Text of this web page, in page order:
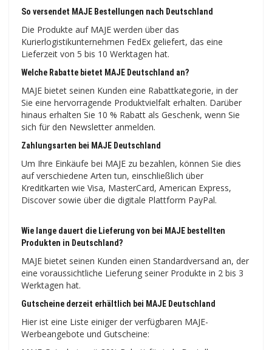
So versendet MAJE Bestellungen nach Deutschland
Die Produkte auf MAJE werden über das
Kurierlogistikunternehmen FedEx geliefert, das eine
Lieferzeit von 5 bis 10 Werktagen hat.
Welche Rabatte bietet MAJE Deutschland an?
MAJE bietet seinen Kunden eine Rabattkategorie, in der
Sie eine hervorragende Produktvielfalt erhalten. Darüber
hinaus erhalten Sie 10 % Rabatt als Geschenk, wenn Sie
sich für den Newsletter anmelden.
Zahlungsarten bei MAJE Deutschland
Um Ihre Einkäufe bei MAJE zu bezahlen, können Sie dies
auf verschiedene Arten tun, einschließlich über
Kreditkarten wie Visa, MasterCard, American Express,
Discover sowie über die digitale Plattform PayPal.
Wie lange dauert die Lieferung von bei MAJE bestellten
Produkten in Deutschland?
MAJE bietet seinen Kunden einen Standardversand an, der
eine voraussichtliche Lieferung seiner Produkte in 2 bis 3
Werktagen hat.
Gutscheine derzeit erhältlich bei MAJE Deutschland
Hier ist eine Liste einiger der verfügbaren MAJE-
Werbeangebote und Gutscheine: